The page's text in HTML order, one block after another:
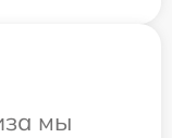
мы